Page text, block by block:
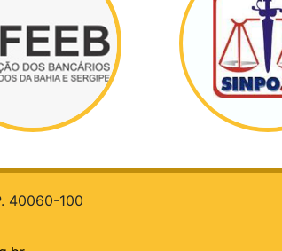
40060-100